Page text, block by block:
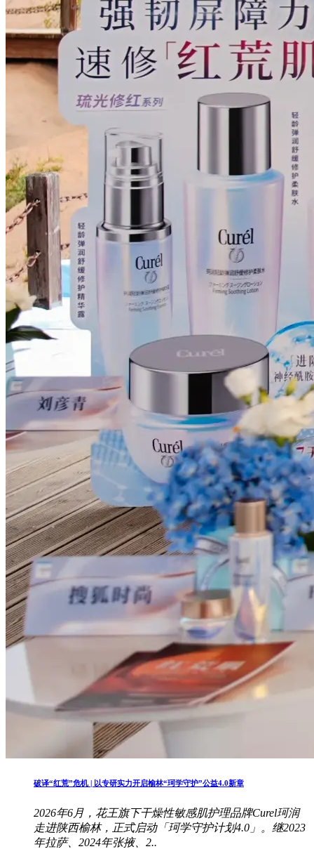
破译“红荒”危机 | 以专研实力开启榆林“珂学守护”公益4.0新章
2026年6月，花王旗下干燥性敏感肌护理品牌Curel珂润
走进陕西榆林，正式启动「珂学守护计划4.0」。继2023
年拉萨、2024年张掖、2..